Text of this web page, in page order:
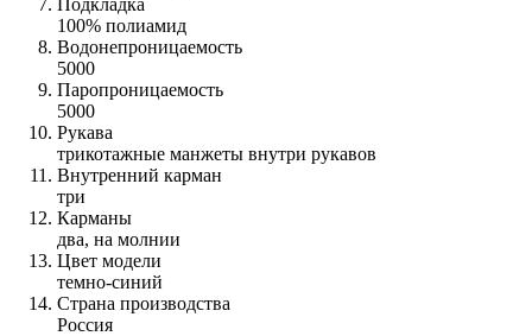
100% полиамид
Водонепроницаемость
5000
Паропроницаемость
5000
Рукава
трикотажные манжеты внутри рукавов
Внутренний карман
три
Карманы
два, на молнии
Цвет модели
темно-синий
Страна производства
Россия